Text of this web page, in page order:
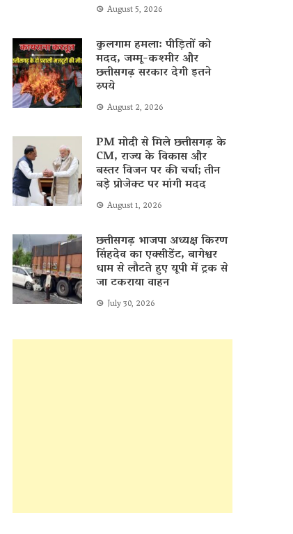
August 5, 2026
कुलगाम हमला: पीड़ितों को
मदद, जम्मू-कश्मीर और
छत्तीसगढ़ सरकार देगी इतने
रुपये
August 2, 2026
PM मोदी से मिले छत्तीसगढ़ के
CM, राज्य के विकास और
बस्तर विजन पर की चर्चा; तीन
बड़े प्रोजेक्ट पर मांगी मदद
August 1, 2026
छत्तीसगढ़ भाजपा अध्यक्ष किरण
सिंहदेव का एक्सीडेंट, बागेश्वर
धाम से लौटते हुए यूपी में ट्रक से
जा टकराया वाहन
July 30, 2026